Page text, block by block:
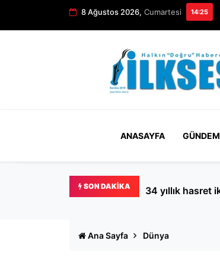
8 Ağustos 2026, Cumartesi 14:25
ANASAYFA GÜNDEM
SON DAKIKA Damlanur için
Ana Sayfa Dünya